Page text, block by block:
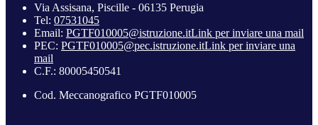
Via Assisana, Piscille - 06135 Perugia
Tel: 07531045
Email: PGTF010005@istruzione.itLink per inviare una mail
PEC: PGTF010005@pec.istruzione.itLink per inviare una
mail
C.F.: 80005450541
Cod. Meccanografico PGTF010005